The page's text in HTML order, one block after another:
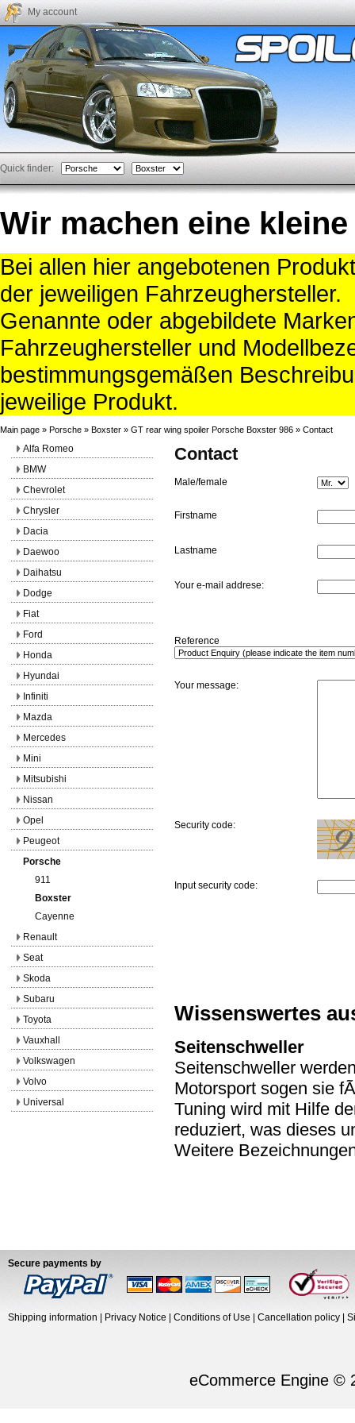
My account
Quick finder:
Wir machen eine kleine
Bei allen hier angebotenen
der jeweiligen Fahrzeughersteller.
Genannte oder abgebildete
Fahrzeughersteller und
bestimmungsgemäßen
jeweilige Produkt.
Main page » Porsche » Boxster » GT rear wing spoiler Porsche Boxster 986 » Contact
Contact
Male/female
Firstname
Lastname
Your e-mail addrese:
Reference
Your message:
Security code:
Input security code:
Wissenswertes
Seitenschweller
Seitenschweller
Motorsport sogen sie
Tuning wird mit Hilfe
reduziert, was dieses
Weitere
Alfa Romeo
BMW
Chevrolet
Chrysler
Dacia
Daewoo
Daihatsu
Dodge
Fiat
Ford
Honda
Hyundai
Infiniti
Mazda
Mercedes
Mini
Mitsubishi
Nissan
Opel
Peugeot
Porsche
911
Boxster
Cayenne
Renault
Seat
Skoda
Subaru
Toyota
Vauxhall
Volkswagen
Volvo
Universal
Secure payments by
Shipping information Privacy Notice Conditions of Use Cancellation policy
eCommerce Engine ©